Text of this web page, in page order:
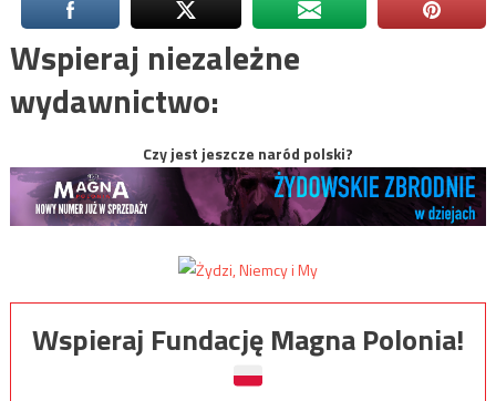
Wspieraj niezależne
wydawnictwo:
Czy jest jeszcze naród polski?
Wspieraj Fundację Magna Polonia!